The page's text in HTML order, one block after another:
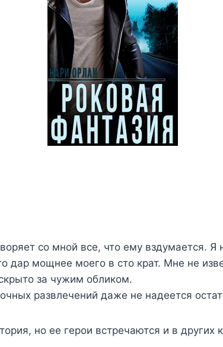
со мной все, что ему вздумается. Я
дар мощнее моего в сто крат. Мне не
за чужим обликом.
развлечений даже не надеется
но ее герои встречаются и в других